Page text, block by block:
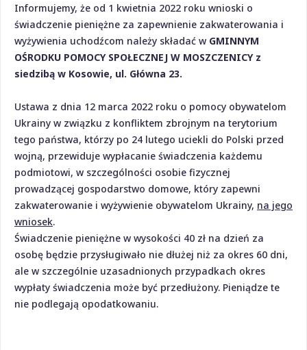
Informujemy, że od 1 kwietnia 2022 roku wnioski o
świadczenie pieniężne za zapewnienie zakwaterowania i
wyżywienia uchodźcom należy składać w GMINNYM
OŚRODKU POMOCY SPOŁECZNEJ W MOSZCZENICY z
siedzibą w Kosowie, ul. Główna 23.
Ustawa z dnia 12 marca 2022 roku o pomocy obywatelom
Ukrainy w związku z konfliktem zbrojnym na terytorium
tego państwa, którzy po 24 lutego uciekli do Polski przed
wojną, przewiduje wypłacanie świadczenia każdemu
podmiotowi, w szczególności osobie fizycznej
prowadzącej gospodarstwo domowe, który zapewni
zakwaterowanie i wyżywienie obywatelom Ukrainy, na jego
wniosek.
Świadczenie pieniężne w wysokości 40 zł na dzień za
osobę będzie przysługiwało nie dłużej niż za okres 60 dni,
ale w szczególnie uzasadnionych przypadkach okres
wypłaty świadczenia może być przedłużony. Pieniądze te
nie podlegają opodatkowaniu.